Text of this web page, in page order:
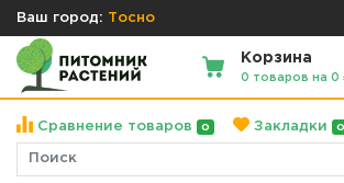
Ваш город: Тосно
Корзина
0 товаров на 0
Сравнение товаров 0 Закладки 0